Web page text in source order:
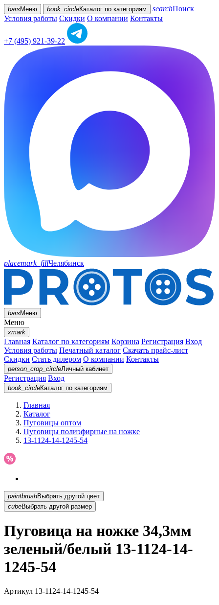
bars Меню book_circleКаталог по категориям searchПоиск
Условия работы Скидки О компании Контакты
+7 (495) 921-39-22
placemark_fillЧелябинск
barsМеню
Меню
xmark
Главная Каталог по категориям Корзина Регистрация Вход
Условия работы Печатный каталог Скачать прайс-лист
Скидки Стать дилером О компании Контакты
person_crop_circleЛичный кабинет
Регистрация Вход
book_circleКаталог по категориям
Главная
Каталог
Пуговицы оптом
Пуговицы полиэфирные на ножке
13-1124-14-1245-54
paintbrush
Выбрать другой цвет
cubeВыбрать другой размер
Пуговица на ножке 34,3мм
зеленый/белый 13-1124-14-
1245-54
Артикул 13-1124-14-1245-54